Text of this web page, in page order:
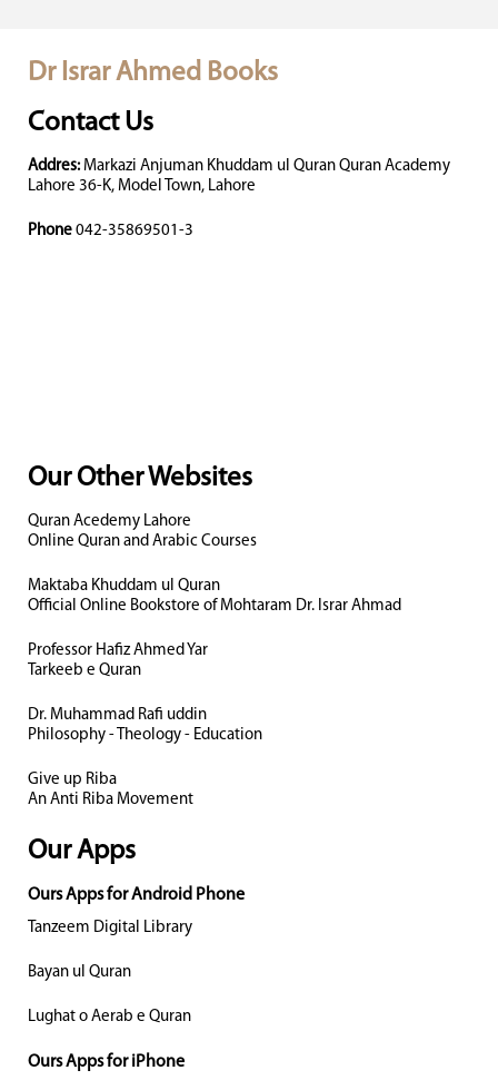
Dr Israr Ahmed Books
Contact Us
Addres: Markazi Anjuman Khuddam ul Quran Quran Academy
Lahore 36-K, Model Town, Lahore
Phone 042-35869501-3
Our Other Websites
Quran Acedemy Lahore
Online Quran and Arabic Courses
Maktaba Khuddam ul Quran
Official Online Bookstore of Mohtaram Dr. Israr Ahmad
Professor Hafiz Ahmed Yar
Tarkeeb e Quran
Dr. Muhammad Rafi uddin
Philosophy - Theology - Education
Give up Riba
An Anti Riba Movement
Our Apps
Ours Apps for Android Phone
Tanzeem Digital Library
Bayan ul Quran
Lughat o Aerab e Quran
Ours Apps for iPhone